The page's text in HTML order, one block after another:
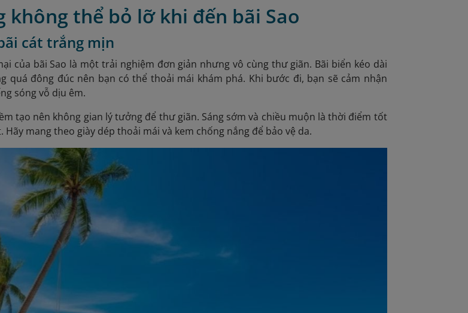
không thể bỏ lỡ khi đến bãi Sao
cát trắng mịn
của bãi Sao là một trải nghiệm đơn giản nhưng vô cùng thư giãn. Bãi biển kéo dài
quá đông đúc nên bạn có thể thoải mái khám phá. Khi bước đi, bạn sẽ cảm nhận
sóng vỗ dịu êm.
tạo nên không gian lý tưởng để thư giãn. Sáng sớm và chiều muộn là thời điểm tốt
mang theo giày dép thoải mái và kem chống nắng để bảo vệ da.